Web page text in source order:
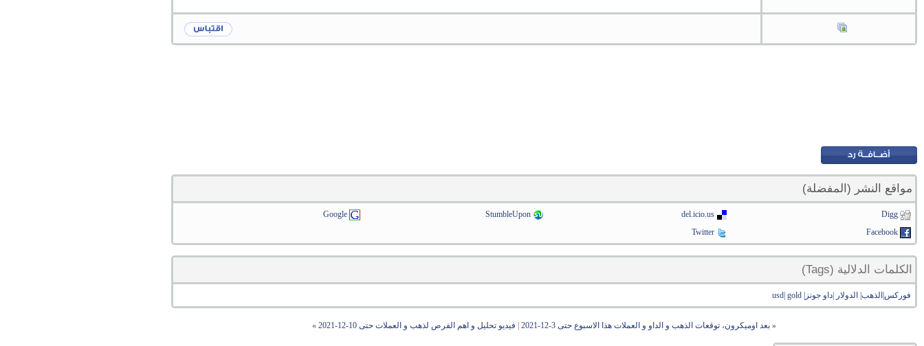
مواقع النشر (المفضلة)
Digg
del.icio.us
StumbleUpon
Google
Facebook
Twitter
الكلمات الدلالية (Tags)
فوركس|الذهب| الدولار |داو جونز| usd| gold
« بعد اوميكرون، توقعات الذهب و الداو و العملات هذا الاسبوع حتى 3-12-2021 فيديو تحليل و اهم الفرص لذهب و العملات حتى 10-12-2021 »